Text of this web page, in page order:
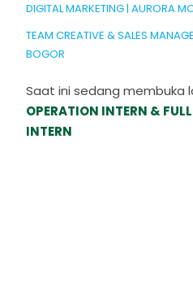
DIGITAL MARKETING | AURORA
TEAM CREATIVE & SALES
BOGOR
Saat ini sedang membuka
OPERATION INTERN &
INTERN